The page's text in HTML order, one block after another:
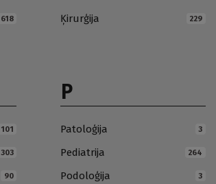
618 Ķirurģija 229
101
303
90
P
Patoloģija 3
Pediatrija 264
Podoloģija 3